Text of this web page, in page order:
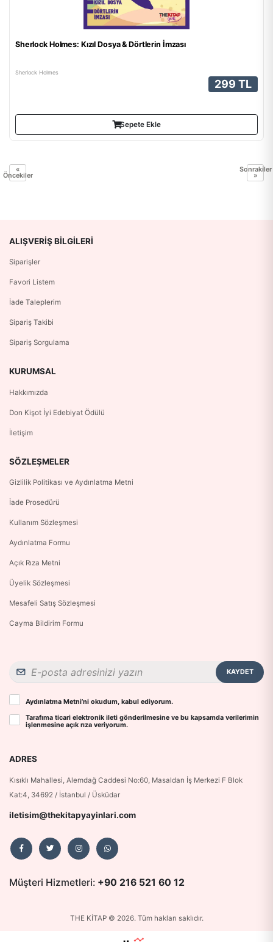
Sherlock Holmes: Kızıl Dosya & Dörtlerin İmzası
Sherlock Holmes
299 TL
Sepete Ekle
«
Öncekiler
Sonrakiler
»
ALIŞVERIŞ BILGILERI
Siparişler
Favori Listem
İade Taleplerim
Sipariş Takibi
Sipariş Sorgulama
KURUMSAL
Hakkımızda
Don Kişot İyi Edebiyat Ödülü
İletişim
SÖZLEŞMELER
Gizlilik Politikası ve Aydınlatma Metni
İade Prosedürü
Kullanım Sözleşmesi
Aydınlatma Formu
Açık Rıza Metni
Üyelik Sözleşmesi
Mesafeli Satış Sözleşmesi
Cayma Bildirim Formu
KAYDET
Aydınlatma Metni’ni okudum, kabul ediyorum.
Tarafıma ticari elektronik ileti gönderilmesine ve bu kapsamda verilerimin
işlenmesine açık rıza veriyorum.
ADRES
Kısıklı Mahallesi, Alemdağ Caddesi No:60, Masaldan İş Merkezi F Blok
Kat:4, 34692 / İstanbul / Üsküdar
iletisim@thekitapyayinlari.com
Müşteri Hizmetleri: +90 216 521 60 12
THE KİTAP © 2026. Tüm hakları saklıdır.